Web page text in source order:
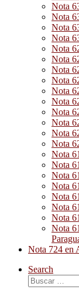
Nota
Nota
Nota
Nota
Nota
Nota
Nota
Nota
Nota
Nota
Nota
Nota
Nota
Nota
Nota
Nota
Nota
Nota
Nota
Nota
Nota
Nota
Nota 724 en
Search
Buscar